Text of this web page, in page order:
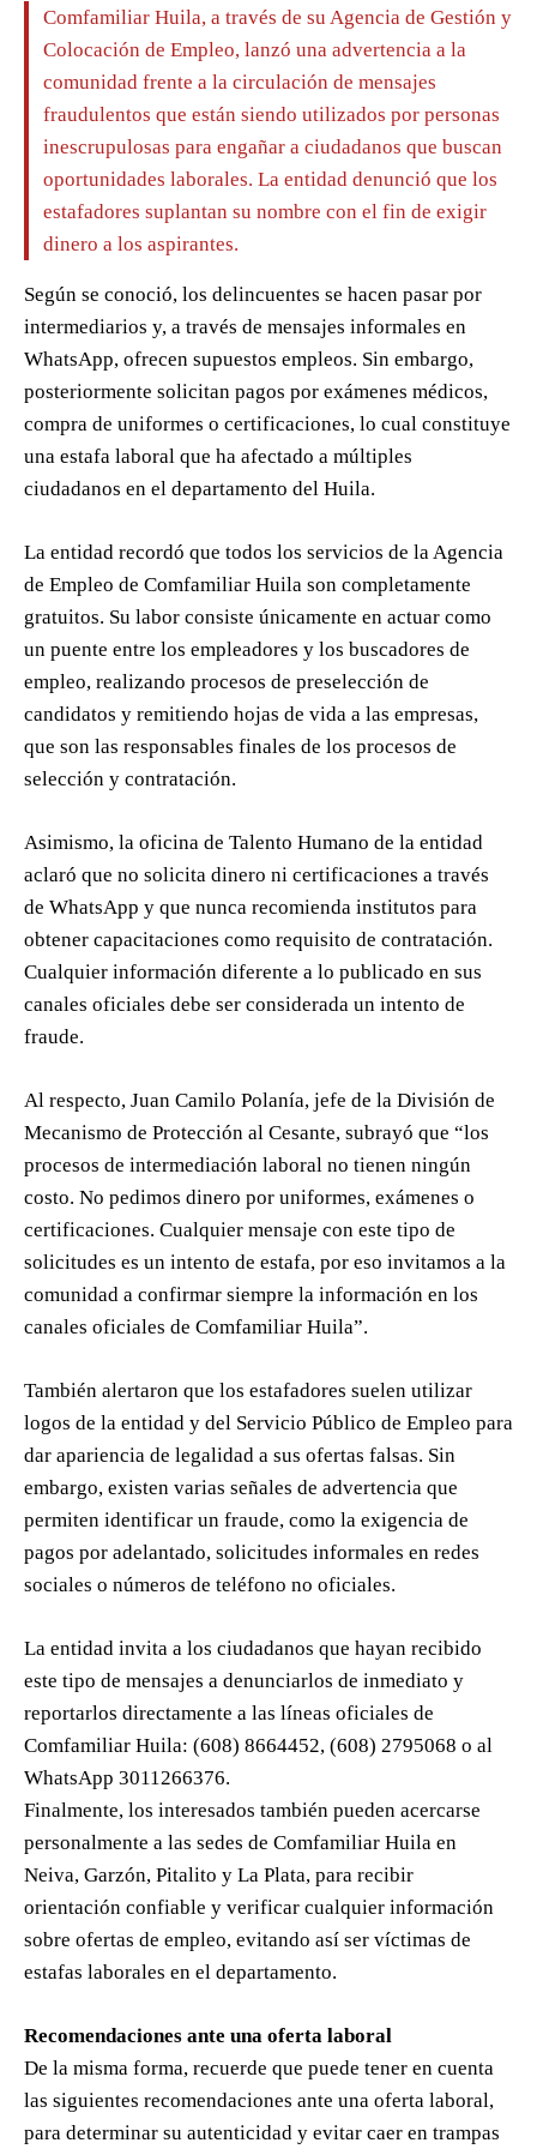
Comfamiliar Huila, a través de su Agencia de Gestión y
Colocación de Empleo, lanzó una advertencia a la
comunidad frente a la circulación de mensajes
fraudulentos que están siendo utilizados por personas
inescrupulosas para engañar a ciudadanos que buscan
oportunidades laborales. La entidad denunció que los
estafadores suplantan su nombre con el fin de exigir
dinero a los aspirantes.
Según se conoció, los delincuentes se hacen pasar por
intermediarios y, a través de mensajes informales en
WhatsApp, ofrecen supuestos empleos. Sin embargo,
posteriormente solicitan pagos por exámenes médicos,
compra de uniformes o certificaciones, lo cual constituye
una estafa laboral que ha afectado a múltiples
ciudadanos en el departamento del Huila.
La entidad recordó que todos los servicios de la Agencia
de Empleo de Comfamiliar Huila son completamente
gratuitos. Su labor consiste únicamente en actuar como
un puente entre los empleadores y los buscadores de
empleo, realizando procesos de preselección de
candidatos y remitiendo hojas de vida a las empresas,
que son las responsables finales de los procesos de
selección y contratación.
Asimismo, la oficina de Talento Humano de la entidad
aclaró que no solicita dinero ni certificaciones a través
de WhatsApp y que nunca recomienda institutos para
obtener capacitaciones como requisito de contratación.
Cualquier información diferente a lo publicado en sus
canales oficiales debe ser considerada un intento de
fraude.
Al respecto, Juan Camilo Polanía, jefe de la División de
Mecanismo de Protección al Cesante, subrayó que “los
procesos de intermediación laboral no tienen ningún
costo. No pedimos dinero por uniformes, exámenes o
certificaciones. Cualquier mensaje con este tipo de
solicitudes es un intento de estafa, por eso invitamos a la
comunidad a confirmar siempre la información en los
canales oficiales de Comfamiliar Huila”.
También alertaron que los estafadores suelen utilizar
logos de la entidad y del Servicio Público de Empleo para
dar apariencia de legalidad a sus ofertas falsas. Sin
embargo, existen varias señales de advertencia que
permiten identificar un fraude, como la exigencia de
pagos por adelantado, solicitudes informales en redes
sociales o números de teléfono no oficiales.
La entidad invita a los ciudadanos que hayan recibido
este tipo de mensajes a denunciarlos de inmediato y
reportarlos directamente a las líneas oficiales de
Comfamiliar Huila: (608) 8664452, (608) 2795068 o al
WhatsApp 3011266376.
Finalmente, los interesados también pueden acercarse
personalmente a las sedes de Comfamiliar Huila en
Neiva, Garzón, Pitalito y La Plata, para recibir
orientación confiable y verificar cualquier información
sobre ofertas de empleo, evitando así ser víctimas de
estafas laborales en el departamento.
Recomendaciones ante una oferta laboral
De la misma forma, recuerde que puede tener en cuenta
las siguientes recomendaciones ante una oferta laboral,
para determinar su autenticidad y evitar caer en trampas